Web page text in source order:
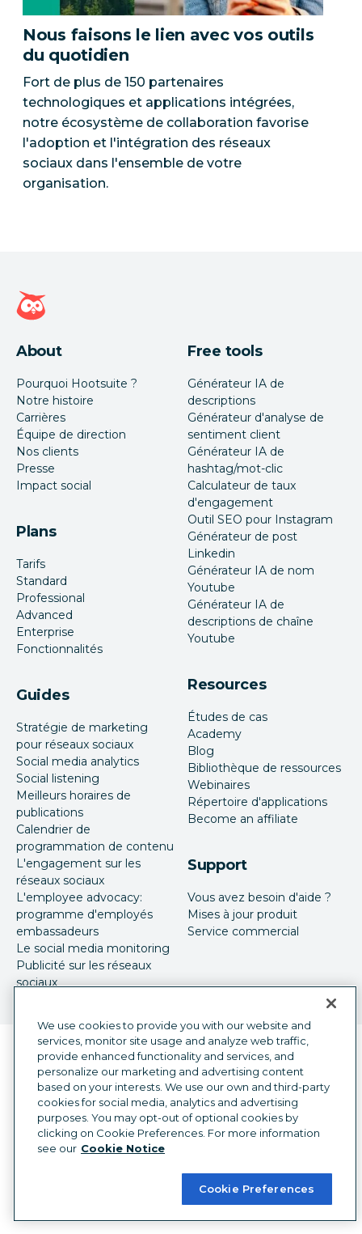
Nous faisons le lien avec vos outils
du quotidien
Fort de plus de 150 partenaires
technologiques et applications intégrées,
notre écosystème de collaboration favorise
l'adoption et l'intégration des réseaux
sociaux dans l'ensemble de votre
organisation.
Page d'accueil Hootsuite
About
Pourquoi Hootsuite ?
Notre histoire
Carrières
Équipe de direction
Nos clients
Presse
Impact social
Plans
Tarifs
Standard
Professional
Advanced
Enterprise
Fonctionnalités
Guides
Stratégie de marketing
pour réseaux sociaux
Social media analytics
Social listening
Meilleurs horaires de
publications
Calendrier de
programmation de contenu
L'engagement sur les
réseaux sociaux
L'employee advocacy:
programme d'employés
embassadeurs
Le social media monitoring
Publicité sur les réseaux
sociaux
Free tools
Générateur IA de
descriptions
Générateur d'analyse de
sentiment client
Générateur IA de
hashtag/mot-clic
Calculateur de taux
d'engagement
Outil SEO pour Instagram
Générateur de post
Linkedin
Générateur IA de nom
Youtube
Générateur IA de
descriptions de chaîne
Youtube
Resources
Études de cas
Academy
Blog
Bibliothèque de ressources
Webinaires
Répertoire d'applications
Become an affiliate
Support
Vous avez besoin d'aide ?
Mises à jour produit
Service commercial
Sélecteur de langue
French
©2026 Hootsuite Inc. Tous droits réservés.
Centre juridique
Centre de confiance
Confidentialité
Préférences en matière de cookies
Accessibilité
We use cookies to provide you with our website and
services, monitor site usage and analyze web traffic,
provide enhanced functionality and services, and
personalize our marketing and advertising content
based on your interests. We use our own and third-party
cookies for social media, analytics and advertising
purposes. You may opt-out of optional cookies by
clicking on Cookie Preferences. For more information
see our Cookie Notice
Cookie Preferences